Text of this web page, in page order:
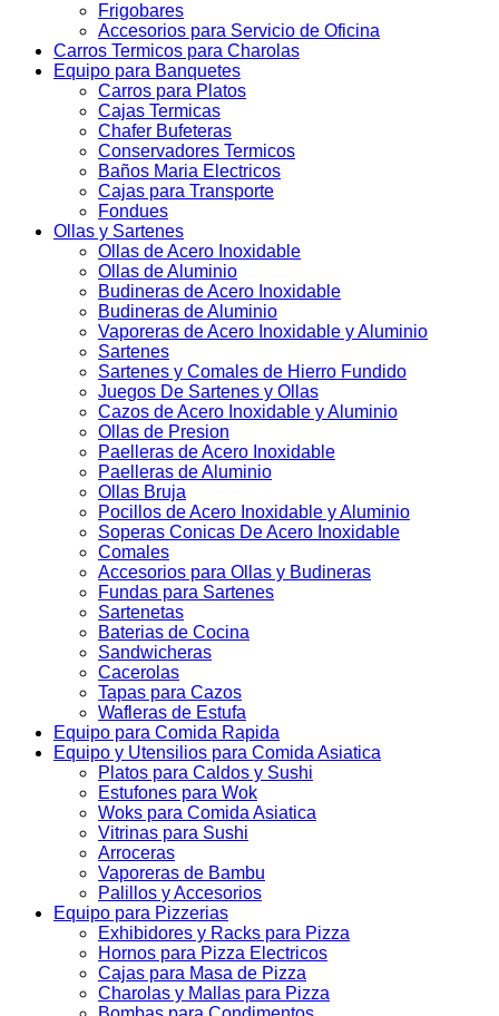
Frigobares
Accesorios para Servicio de Oficina
Carros Termicos para Charolas
Equipo para Banquetes
Carros para Platos
Cajas Termicas
Chafer Bufeteras
Conservadores Termicos
Baños Maria Electricos
Cajas para Transporte
Fondues
Ollas y Sartenes
Ollas de Acero Inoxidable
Ollas de Aluminio
Budineras de Acero Inoxidable
Budineras de Aluminio
Vaporeras de Acero Inoxidable y Aluminio
Sartenes
Sartenes y Comales de Hierro Fundido
Juegos De Sartenes y Ollas
Cazos de Acero Inoxidable y Aluminio
Ollas de Presion
Paelleras de Acero Inoxidable
Paelleras de Aluminio
Ollas Bruja
Pocillos de Acero Inoxidable y Aluminio
Soperas Conicas De Acero Inoxidable
Comales
Accesorios para Ollas y Budineras
Fundas para Sartenes
Sartenetas
Baterias de Cocina
Sandwicheras
Cacerolas
Tapas para Cazos
Wafleras de Estufa
Equipo para Comida Rapida
Equipo y Utensilios para Comida Asiatica
Platos para Caldos y Sushi
Estufones para Wok
Woks para Comida Asiatica
Vitrinas para Sushi
Arroceras
Vaporeras de Bambu
Palillos y Accesorios
Equipo para Pizzerias
Exhibidores y Racks para Pizza
Hornos para Pizza Electricos
Cajas para Masa de Pizza
Charolas y Mallas para Pizza